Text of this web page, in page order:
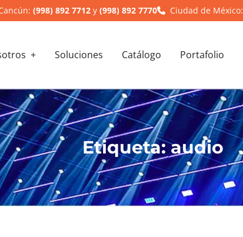
(998) 892 7712 y (998) 892 7770 Ciudad de México:
Soluciones Catálogo Portafolio
Etiqueta:audio